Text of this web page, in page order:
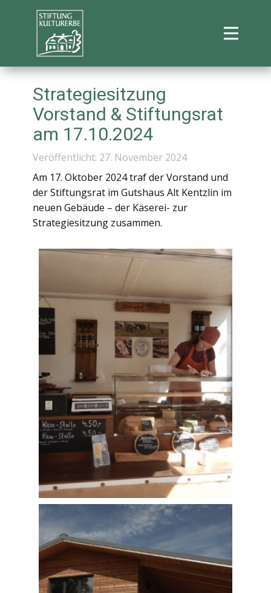
Strategiesitzung
Vorstand & Stiftungsrat
am 17.10.2024
Veröffentlicht: 27. November 2024
Am 17. Oktober 2024 traf der Vorstand und
der Stiftungsrat im Gutshaus Alt Kentzlin im
neuen Gebäude – der Käserei- zur
Strategiesitzung zusammen.